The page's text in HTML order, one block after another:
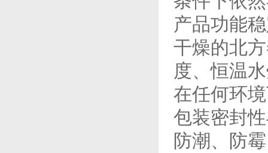
产品功能
干燥的北
度、恒温
在任何环
包装密封
防潮、防